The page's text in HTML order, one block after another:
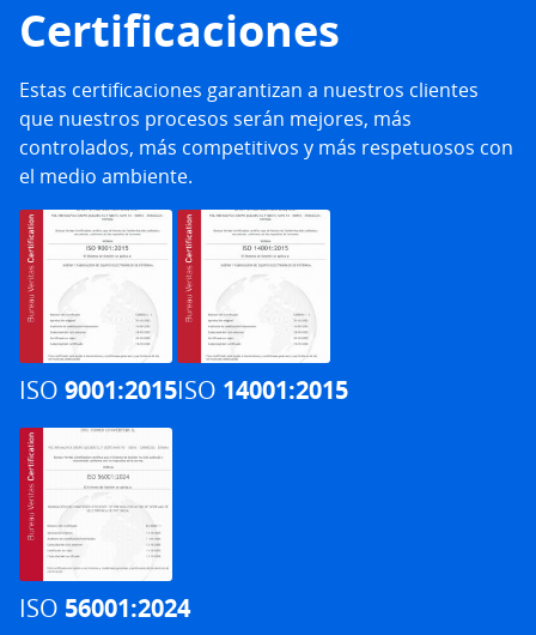
Certificaciones
Estas certificaciones garantizan a nuestros clientes
que nuestros procesos serán mejores, más
controlados, más competitivos y más respetuosos con
el medio ambiente.
ISO 9001:2015ISO 14001:2015
ISO 56001:2024